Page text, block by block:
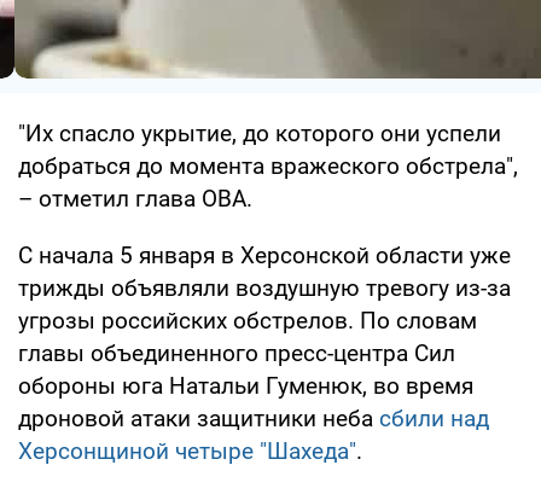
"Их спасло укрытие, до которого они успели
добраться до момента вражеского обстрела",
– отметил глава ОВА.
С начала 5 января в Херсонской области уже
трижды объявляли воздушную тревогу из-за
угрозы российских обстрелов. По словам
главы объединенного пресс-центра Сил
обороны юга Натальи Гуменюк, во время
дроновой атаки защитники неба сбили над
Херсонщиной четыре "Шахеда".